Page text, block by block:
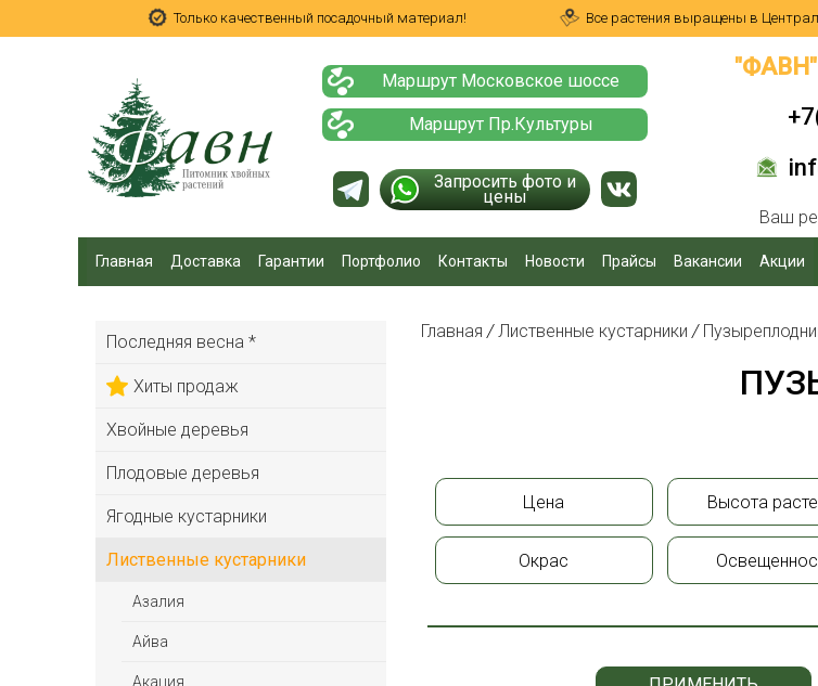
Только качественный посадочный материал! Все растения выращены в
Маршрут Московское шоссе
Маршрут Пр.Культуры
Запросить фото и
цены
"ФАВН"
Ваш
Главная Доставка Гарантии Портфолио Контакты Новости Прайсы Вакансии Акции
Последняя весна *
Хиты продаж
Хвойные деревья
Плодовые деревья
Ягодные кустарники
Лиственные кустарники
Азалия
Айва
Акация
Главная / Лиственные кустарники /
Цена Высота
Окрас